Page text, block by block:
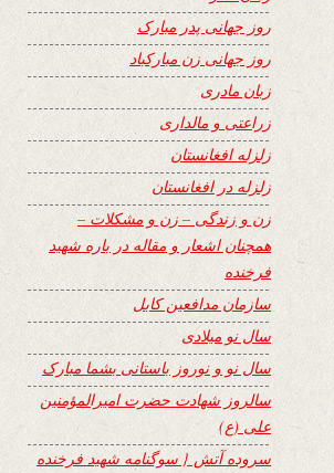
روز جهانی پدر مبارک
روز جهانی زن مبارکباد
زبان مادری
زراعتی و مالداری
زلزله افغانستان
زلزله در افغانستان
زن و زندگی – زن و مشکلات –
همچنان اشعار و مقاله در باره شهید
فرخنده
سازمان مدافعین کابل
سال نو میلادی
سال نو و نوروز باستانی بشما مبارک
سالروز شهادت حضرت امیرالمؤمنین
علی (ع)
سروده آتش { سوگنامه شهید فرخنده